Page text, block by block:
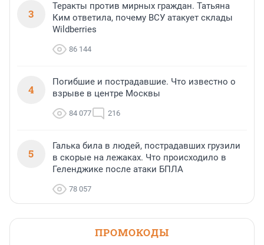
3
Теракты против мирных граждан. Татьяна
Ким ответила, почему ВСУ атакует склады
Wildberries
86 144
4
Погибшие и пострадавшие. Что известно о
взрыве в центре Москвы
84 077 216
5
Галька била в людей, пострадавших грузили
в скорые на лежаках. Что происходило в
Геленджике после атаки БПЛА
78 057
ПРОМОКОДЫ